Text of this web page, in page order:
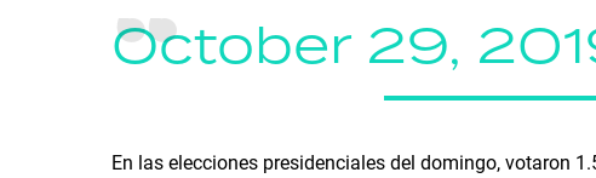
October 29,
En las elecciones presidenciales del domingo, votaron